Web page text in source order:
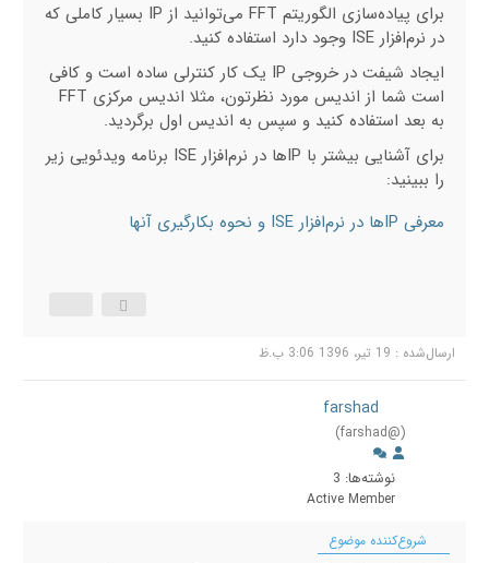
برای پیاده‌سازی الگوریتم FFT می‌توانید از IP بسیار کاملی که
در نرم‌افزار ISE وجود دارد استفاده کنید.
ایجاد شیفت در خروجی IP یک کار کنترلی ساده است و کافی
است شما از اندیس مورد نظرتون، مثلا اندیس مرکزی FFT
به بعد استفاده کنید و سپس به اندیس اول برگردید.
برای آشنایی بیشتر با IPها در نرم‌افزار ISE برنامه ویدئویی زیر
را ببینید:
معرفی IPها در نرم‌افزار ISE و نحوه بکارگیری آنها
ارسال‌شده : 19 تیر، 1396 3:06 ب.ظ
farshad
(@farshad)
نوشته‌ها: 3
Active Member
شروع‌کننده موضوع